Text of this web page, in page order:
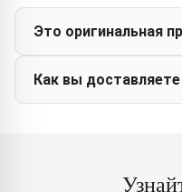
Это оригинальная
Как вы доставляете